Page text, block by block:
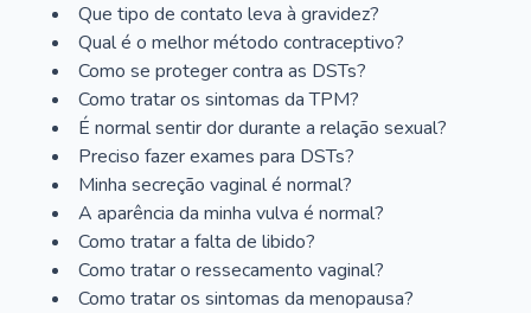
Que tipo de contato leva à gravidez?
Qual é o melhor método contraceptivo?
Como se proteger contra as DSTs?
Como tratar os sintomas da TPM?
É normal sentir dor durante a relação sexual?
Preciso fazer exames para DSTs?
Minha secreção vaginal é normal?
A aparência da minha vulva é normal?
Como tratar a falta de libido?
Como tratar o ressecamento vaginal?
Como tratar os sintomas da menopausa?